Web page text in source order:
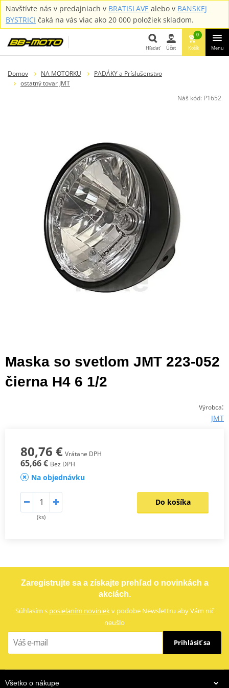
Navštívte nás v predajniach v BRATISLAVE alebo v BANSKEJ
BYSTRICI čaká na vás viac ako 20 000 položiek skladom.
Hľadať Účet
0
Košík Menu
Domov NA MOTORKU
PADÁKY a Príslušenstvo
ostatný tovar JMT
Náš kód: P1652
Maska so svetlom JMT 223-052
čierna H4 6 1/2
Výrobca:
JMT
80,76 € Vrátane DPH
65,66 € Bez DPH
Na objednávku
(ks)
Do košíka
Zaregistrujte sa a získajte prehľad o novinkách a
akciách.
Súhlasím s posielaním noviniekv podobe Newslettru aby Vám nič
neušlo
Prihlásiť sa
Všetko o nákupe